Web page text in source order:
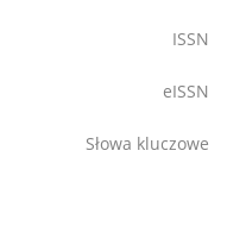
ISSN
eISSN
Słowa kluczowe